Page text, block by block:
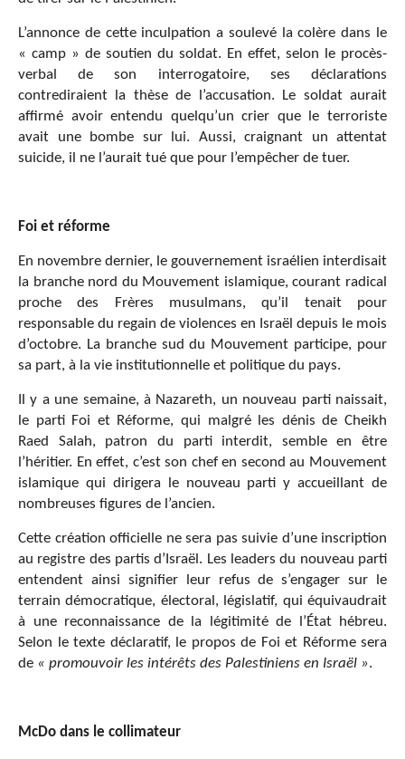
L’annonce de cette inculpation a soulevé la colère dans le
« camp » de soutien du soldat. En effet, selon le procès-
verbal de son interrogatoire, ses déclarations
contrediraient la thèse de l’accusation. Le soldat aurait
affirmé avoir entendu quelqu’un crier que le terroriste
avait une bombe sur lui. Aussi, craignant un attentat
suicide, il ne l’aurait tué que pour l’empêcher de tuer.
Foi et réforme
En novembre dernier, le gouvernement israélien interdisait
la branche nord du Mouvement islamique, courant radical
proche des Frères musulmans, qu’il tenait pour
responsable du regain de violences en Israël depuis le mois
d’octobre. La branche sud du Mouvement participe, pour
sa part, à la vie institutionnelle et politique du pays.
Il y a une semaine, à Nazareth, un nouveau parti naissait,
le parti Foi et Réforme, qui malgré les dénis de Cheikh
Raed Salah, patron du parti interdit, semble en être
l’héritier. En effet, c’est son chef en second au Mouvement
islamique qui dirigera le nouveau parti y accueillant de
nombreuses figures de l’ancien.
Cette création officielle ne sera pas suivie d’une inscription
au registre des partis d’Israël. Les leaders du nouveau parti
entendent ainsi signifier leur refus de s’engager sur le
terrain démocratique, électoral, législatif, qui équivaudrait
à une reconnaissance de la légitimité de l’État hébreu.
Selon le texte déclaratif, le propos de Foi et Réforme sera
de « promouvoir les intérêts des Palestiniens en Israël ».
McDo dans le collimateur